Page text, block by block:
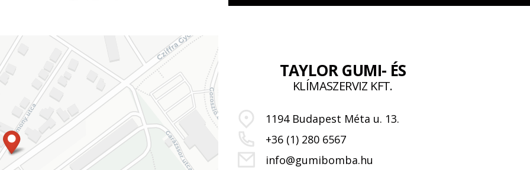
TAYLOR GUMI- ÉS
KLÍMASZERVIZ KFT.
1194 Budapest Méta u. 13.
+36 (1) 280 6567
info@gumibomba.hu